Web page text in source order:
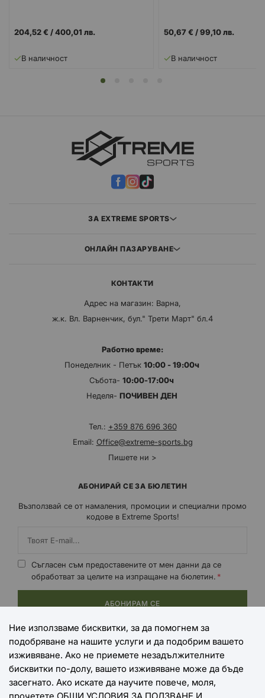
204,52 € /400,01 лв.
В наличност
50,67 € /99,10 лв.
В наличност
ЗА EXTREME SPORTS
ОНЛАЙН ПАЗАРУВАНЕ
КОНТАКТИ
Адрес на магазин: Варна,
ж.к. Вл. Варненчик, бул." Трети Март" бл.4
Работно време:
Понеделник - Петък 10:00 - 19:00ч
Събота- 10:00-17:00ч
Неделя- ПОЧИВЕН ДЕН
Тел.: +359 876 696 360
Email: Office@extreme-sports.bg
Пишете ни >
АБОНИРАЙ СЕ ЗА БЮЛЕТИН
Възползвай се от намаления, промоции и специални промо
кодове в Extreme Sports!
Съгласен съм предоставените от мен данни да се
обработват за целите на изпращане на бюлетин.
АБОНИРАМ СЕ
НАЧИНИ НА ПЛАЩАНЕ
Ние използваме бисквитки, за да помогнем за
подобряване на нашите услуги и да подобрим вашето
изживяване. Ако не приемете незадължителните
бисквитки по-долу, вашето изживяване може да бъде
засегнато. Ако искате да научите повече, моля,